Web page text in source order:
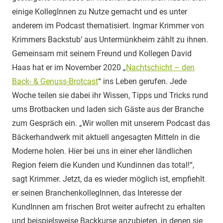
einige KollegInnen zu Nutze gemacht und es unter
anderem im Podcast thematisiert. Ingmar Krimmer von
Krimmers Backstub‘ aus Untermünkheim zählt zu ihnen.
Gemeinsam mit seinem Freund und Kollegen David
Haas hat er im November 2020 „Nachtschicht – den
Back- & Genuss-Brotcast“ ins Leben gerufen. Jede
Woche teilen sie dabei ihr Wissen, Tipps und Tricks rund
ums Brotbacken und laden sich Gäste aus der Branche
zum Gespräch ein. „Wir wollen mit unserem Podcast das
Bäckerhandwerk mit aktuell angesagten Mitteln in die
Moderne holen. Hier bei uns in einer eher ländlichen
Region feiern die Kunden und Kundinnen das total!“,
sagt Krimmer. Jetzt, da es wieder möglich ist, empfiehlt
er seinen BranchenkollegInnen, das Interesse der
KundInnen am frischen Brot weiter aufrecht zu erhalten
und beispielsweise Backkurse anzubieten, in denen sie